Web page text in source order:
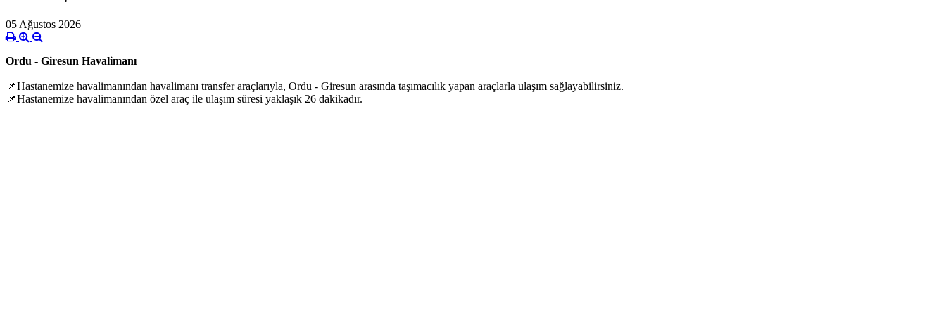
05 Ağustos 2026
Ordu - Giresun Havalimanı
📌Hastanemize havalimanından havalimanı transfer araçlarıyla, Ordu - Giresun arasında taşımacılık yapan araçlarla ulaşım sağlayabilirsiniz.
📌Hastanemize havalimanından özel araç ile ulaşım süresi yaklaşık 26 dakikadır.